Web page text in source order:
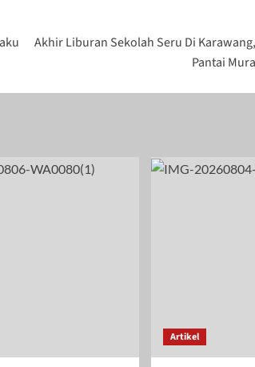
Akhir Liburan Sekolah Seru Di
Pantai
Artikel